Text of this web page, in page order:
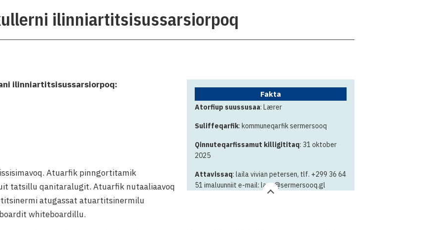
ilinniartitsisussarsiorpoq
Fakta
Atorfiup suussusaa: Lærer
Suliffeqarfik: kommuneqarfik sermersooq
Qinnuteqarfissamut killigititaq: 31 oktober
2025
Attavissaq: laila vivian petersen, tlf. +299 36 64
51 imaluunniit e-mail: lavp@sermersooq.gl
ilinniartitsisussarsiorpoq:
Atuarfik pinngortitamik
tatsillu qanitaralugit. Atuarfik nutaaliaavoq
atugassat atuartitsinermilu
whiteboardillu.